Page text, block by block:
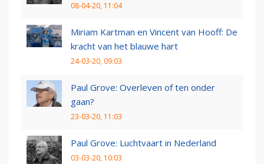
08-04-20, 11:04
Miriam Kartman en Vincent van Hooff: De
kracht van het blauwe hart
24-03-20, 09:03
Paul Grove: Overleven of ten onder
gaan?
23-03-20, 11:03
Paul Grove: Luchtvaart in Nederland
03-03-20, 10:03